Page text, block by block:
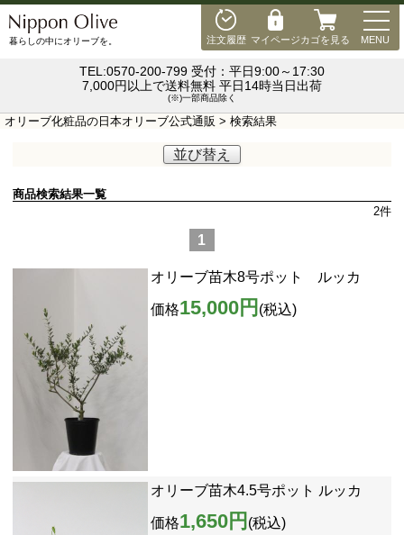
注文履歴 マイページカゴを見る MENU
暮らしの中にオリーブを。
TEL:0570-200-799 受付：平日9:00～17:30
7,000円以上で送料無料 平日14時当日出荷
(※)一部商品除く
オリーブ化粧品の日本オリーブ公式通販 > 検索結果
並び替え
商品検索結果一覧
2件
1
オリーブ苗木8号ポット ルッカ
価格15,000円 (税込)
オリーブ苗木4.5号ポット ルッカ
価格1,650円 (税込)